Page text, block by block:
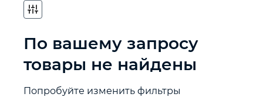
Отделочный инструмент
Слесарный инструмент
Брюки
Полукомбинезоны
По вашему запросу
товары не найдены
Попробуйте изменить фильтры